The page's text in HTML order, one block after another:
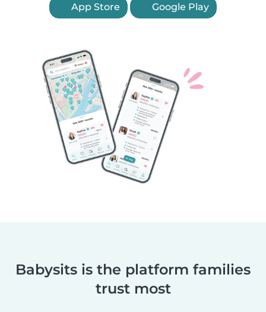
App Store Google Play
Babysits is the platform families
trust most